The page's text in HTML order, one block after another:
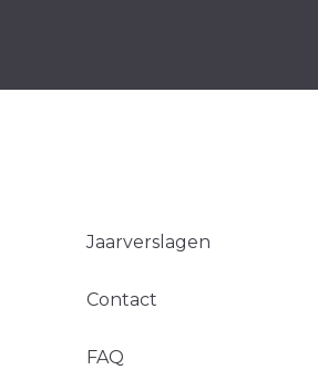
Jaarverslagen
Contact
FAQ